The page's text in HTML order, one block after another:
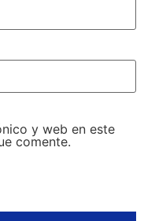
y web en este
comente.